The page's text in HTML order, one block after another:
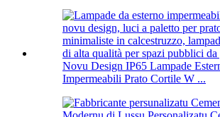
Novu Design IP65 Lampade
Impermeabili Prato Cortile W ...